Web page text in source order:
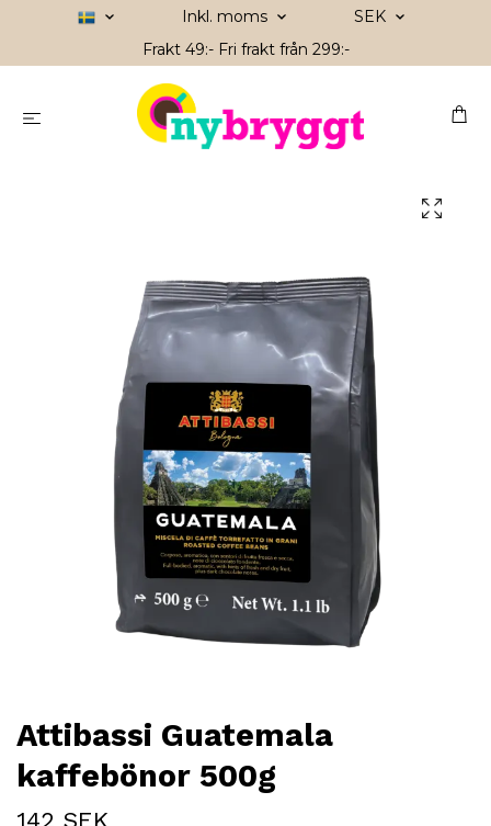
Inkl. moms
SEK
Frakt 49:- Fri frakt från 299:-
Attibassi Guatemala
kaffebönor 500g
142 SEK